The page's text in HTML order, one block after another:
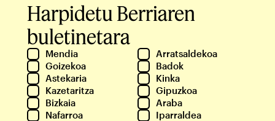
Harpidetu Berriaren
buletinetara
Mendia
Arratsaldekoa
Goizekoa
Badok
Astekaria
Kinka
Kazetaritza
Gipuzkoa
Bizkaia
Araba
Nafarroa
Iparraldea